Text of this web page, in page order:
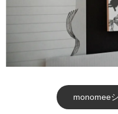
monomee